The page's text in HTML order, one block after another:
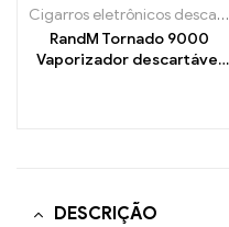
Cigarros eletrônicos descartáveis
RandM Tornado 9000
Vaporizador descartável
DESCRIÇÃO